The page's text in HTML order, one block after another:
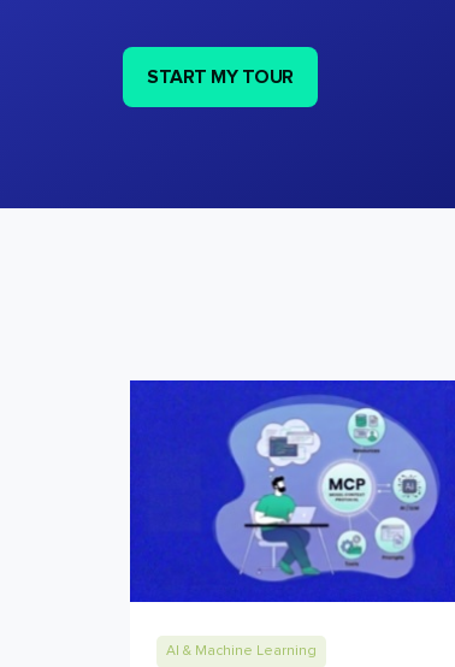
START MY TOUR
AI & Machine Learning